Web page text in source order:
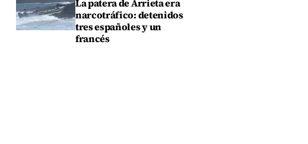
La patera de Arrieta era
narcotráfico: detenidos
tres españoles y un
francés